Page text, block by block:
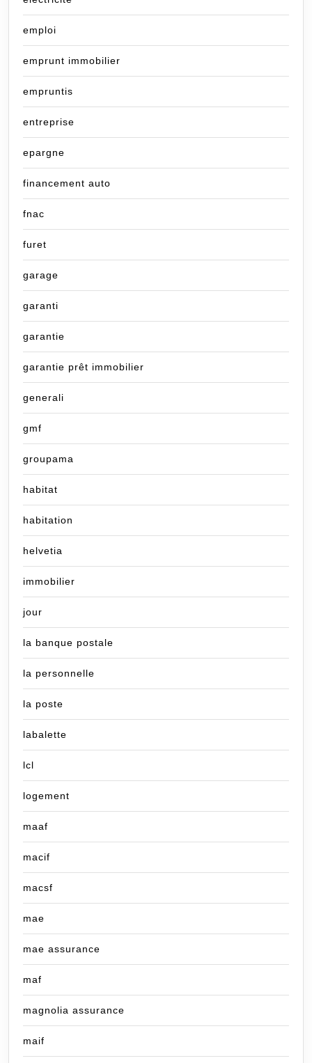
emploi
emprunt immobilier
empruntis
entreprise
epargne
financement auto
fnac
furet
garage
garanti
garantie
garantie prêt immobilier
generali
gmf
groupama
habitat
habitation
helvetia
immobilier
jour
la banque postale
la personnelle
la poste
labalette
lcl
logement
maaf
macif
macsf
mae
mae assurance
maf
magnolia assurance
maif